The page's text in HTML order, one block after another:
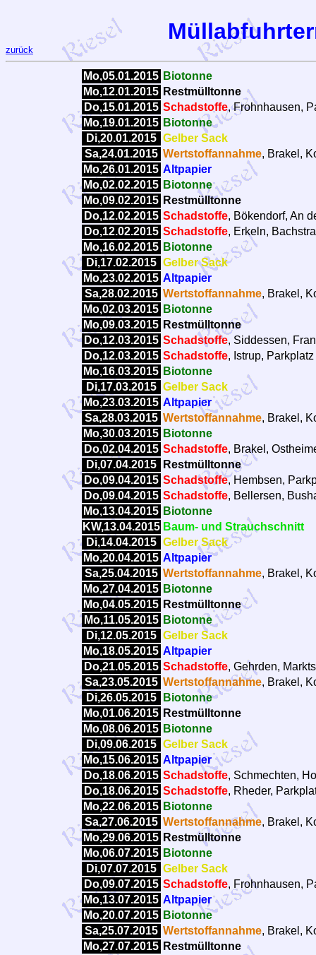
zurück
Mo,05.01.2015 Biotonne
Mo,12.01.2015 Restmülltonne
Do,15.01.2015 Schadstoffe, Frohnhausen,
Mo,19.01.2015 Biotonne
Di,20.01.2015 Gelber Sack
Sa,24.01.2015 Wertstoffannahme, Brakel,
Mo,26.01.2015 Altpapier
Mo,02.02.2015 Biotonne
Mo,09.02.2015 Restmülltonne
Do,12.02.2015 Schadstoffe, Bökendorf, An
Do,12.02.2015 Schadstoffe, Erkeln,
Mo,16.02.2015 Biotonne
Di,17.02.2015 Gelber Sack
Mo,23.02.2015 Altpapier
Sa,28.02.2015 Wertstoffannahme, Brakel,
Mo,02.03.2015 Biotonne
Mo,09.03.2015 Restmülltonne
Do,12.03.2015 Schadstoffe, Siddessen,
Do,12.03.2015 Schadstoffe, Istrup,
Mo,16.03.2015 Biotonne
Di,17.03.2015 Gelber Sack
Mo,23.03.2015 Altpapier
Sa,28.03.2015 Wertstoffannahme, Brakel,
Mo,30.03.2015 Biotonne
Do,02.04.2015 Schadstoffe, Brakel,
Di,07.04.2015
Restmülltonne
Do,09.04.2015 Schadstoffe, Hembsen,
Do,09.04.2015 Schadstoffe, Bellersen,
Mo,13.04.2015 Biotonne
KW,13.04.2015 Baum- und Strauchschnitt
Di,14.04.2015 Gelber Sack
Mo,20.04.2015 Altpapier
Sa,25.04.2015 Wertstoffannahme, Brakel,
Mo,27.04.2015 Biotonne
Mo,04.05.2015 Restmülltonne
Mo,11.05.2015 Biotonne
Di,12.05.2015 Gelber Sack
Mo,18.05.2015 Altpapier
Do,21.05.2015 Schadstoffe, Gehrden,
Sa,23.05.2015 Wertstoffannahme, Brakel,
Di,26.05.2015
Biotonne
Mo,01.06.2015 Restmülltonne
Mo,08.06.2015 Biotonne
Di,09.06.2015 Gelber Sack
Mo,15.06.2015 Altpapier
Do,18.06.2015 Schadstoffe, Schmechten,
Do,18.06.2015 Schadstoffe, Rheder,
Mo,22.06.2015 Biotonne
Sa,27.06.2015 Wertstoffannahme, Brakel,
Mo,29.06.2015 Restmülltonne
Mo,06.07.2015 Biotonne
Di,07.07.2015 Gelber Sack
Do,09.07.2015 Schadstoffe, Frohnhausen,
Mo,13.07.2015 Altpapier
Mo,20.07.2015 Biotonne
Sa,25.07.2015 Wertstoffannahme, Brakel,
Mo,27.07.2015 Restmülltonne